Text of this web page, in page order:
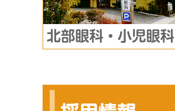
北部眼科・小児眼科